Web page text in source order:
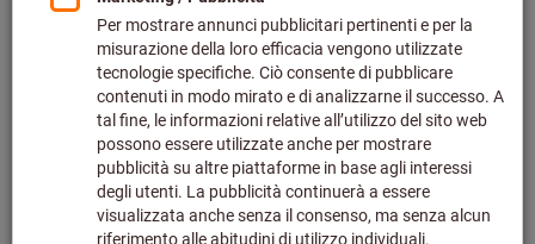
Prezzo per 1 Articolo
più IVA all’aliquota correntePrezzo più spese di spedizione
Effettua il loginper vedere i tuoi prezzi dedicati.
M
Sconto
L
%Sconto
XL
Sconto
2XL
Sconto
XS 3XL